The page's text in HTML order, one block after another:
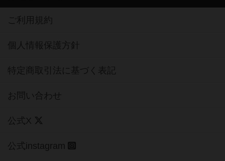
ご利用規約
個人情報保護方針
特定商取引法に基づく表記
お問い合わせ
公式X
公式instagram